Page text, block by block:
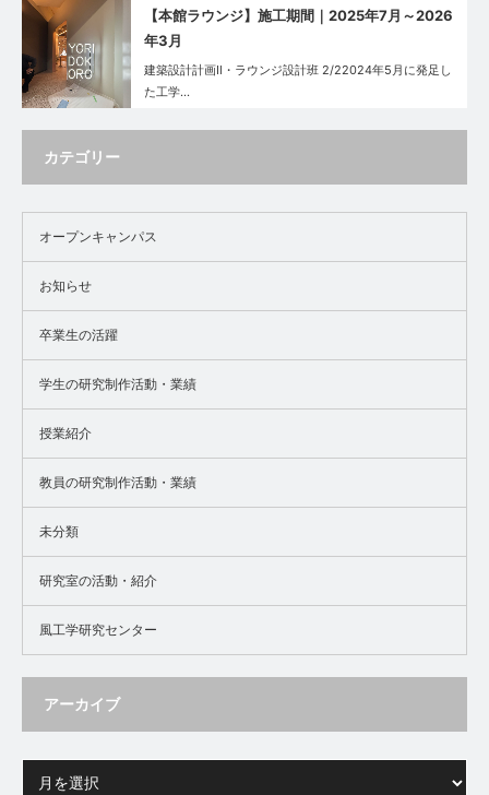
【本館ラウンジ】施工期間｜2025年7月～2026
年3月
建築設計計画Ⅱ・ラウンジ設計班 2/22024年5月に発足し
た工学…
カテゴリー
オープンキャンパス
お知らせ
卒業生の活躍
学生の研究制作活動・業績
授業紹介
教員の研究制作活動・業績
未分類
研究室の活動・紹介
風工学研究センター
アーカイブ